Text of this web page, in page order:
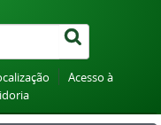
Canais
Acesso à